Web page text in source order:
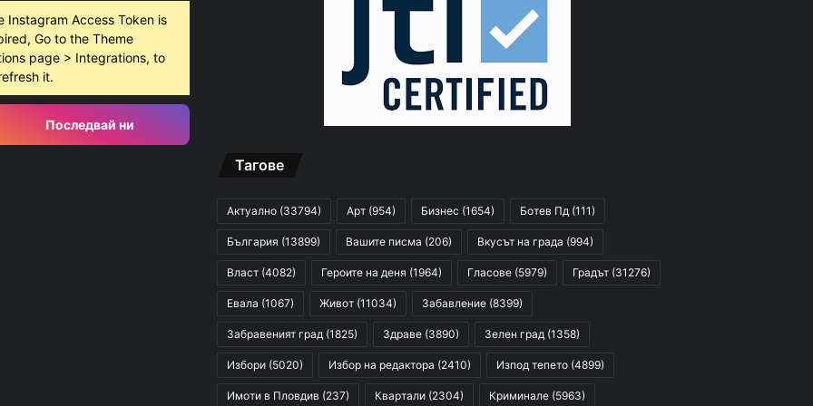
Instagram Access Token is
Go to the Theme
page > Integrations, to
it.
Последвай ни
Тагове
Актуално (33794) Арт (954) Бизнес (1654) Ботев Пд (111)
България (13899) Вашите писма (206) Вкусът на града (994)
Власт (4082) Героите на деня (1964) Гласове (5979) Градът (31276)
Евала (1067) Живот (11034) Забавление (8399)
Забравеният град (1825) Здраве (3890) Зелен град (1358)
Избори (5020) Избор на редактора (2410) Изпод тепето (4899)
Имоти в Пловдив (237) Квартали (2304) Криминале (5963)